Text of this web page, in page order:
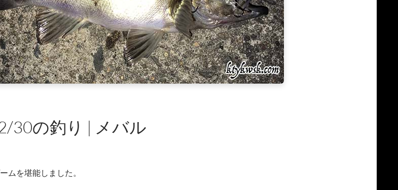
30の釣り | メバル
ムを堪能しました。